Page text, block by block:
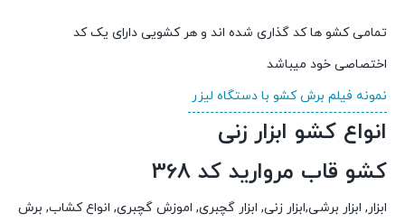
تمامی کشو ها کد گذاری شده اند و هر کشویی دارای یک کد
اختصاصی خود میباشد
نمونه فیلم برش کشو با دستگاه لیزر
انواع کشو ابزار زنی
کشو قاب مروارید کد 368
ابزار, ابزار برشی,ابزار زنی, ابزار گچبری, اموزش گچبری, انواع کشاب, برش